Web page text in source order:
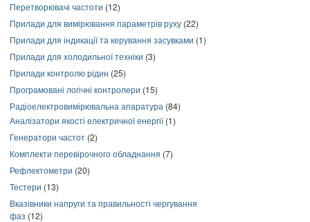
Перетворювачі частоти (12)
Прилади для вимірювання параметрів руху (22)
Прилади для індикації та керування засувками (1)
Прилади для холодильної техніки (3)
Прилади контролю рідин (25)
Програмовані логічні контролери (15)
Радіоелектровимірювальна апаратура (84)
Аналізатори якості електричної енергії(1)
Генератори частот (2)
Комплекти перевірочного обладнання (7)
Рефлектометри (20)
Тестери (13)
Вказівники напруги та правильності чергування
фаз (12)